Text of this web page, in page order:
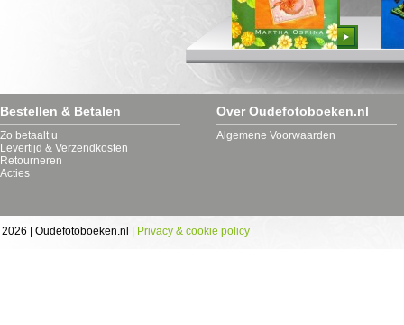
Bestellen
Bestellen & Betalen
Zo betaalt u
Levertijd & Verzendkosten
Retourneren
Acties
Over Oudefotoboeken.nl
Algemene Voorwaarden
| Oudefotoboeken.nl | Privacy & cookie policy